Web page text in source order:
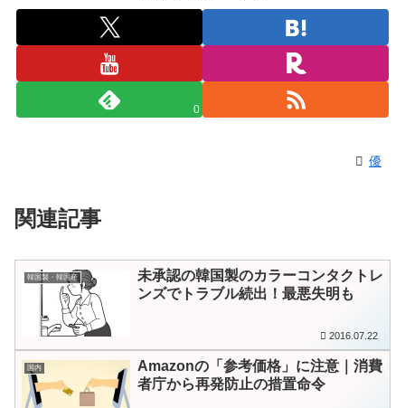
0
優
関連記事
韓国製・韓国産
未承認の韓国製のカラーコンタクトレ
ンズでトラブル続出！最悪失明も
2016.07.22
国内
Amazonの「参考価格」に注意｜消費
者庁から再発防止の措置命令